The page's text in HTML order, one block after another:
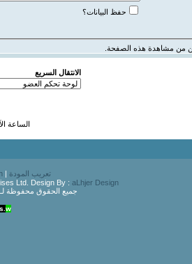
حفظ البيانات؟
من مشاهدة هذه الصفحة.
الانتقال السريع
الساعة
تعريب المودة | Powered by
Ltd. Design By : aLhjer Design
جميع الحقوق محفوظة لـ منتديات
s.w